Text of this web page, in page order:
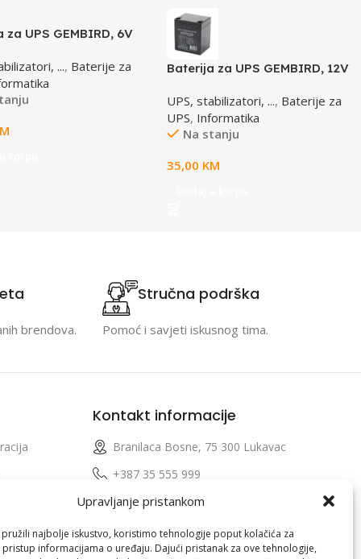
Upravljanje pristankom
najbolje iskustvo, koristimo tehnologije poput kolačića za
informacijama o uređaju. Dajući pristanak za ove tehnologije,
za UPS GEMBIRD, 6V
..., Baterije za
Baterija za UPS GEMBIRD, 12V
UPS, stabilizatori, ..., Baterije za
UPS, Informatika
Na stanju
35,00 KM
brendova.
Stručna podrška
Pomoć i savjeti iskusnog tima.
profila
Kontakt informacije
Branilaca Bosne, 75 300 Lukavac
+387 35 555 999
info@pconer.ba
ID: 4210115760008
PDV : 210115760008